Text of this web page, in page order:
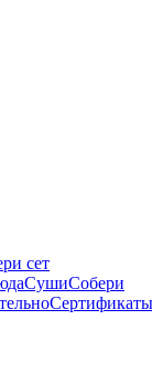
сет
СушиСобери
Сертификаты